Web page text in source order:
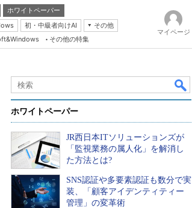
ホワイトペーパー
初・中級者向けAI
その他
Network
その他の特集
マイページ
ホワイトペーパー
JR西日本ITソリューションズが
「監視業務の属人化」を解消し
た方法とは?
SNS認証や多要素認証も数分で実
装、「顧客アイデンティティー
管理」の変革術